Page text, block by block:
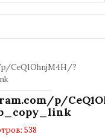
CeQ1OhnjM4H/?
p/
538